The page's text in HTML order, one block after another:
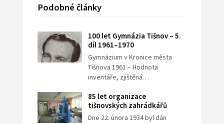
Podobné články
100 let Gymnázia Tišnov – 5.
díl 1961–1970
Gymnázium v Kronice města
Tišnova 1961 – Hodnota
inventáře, zjištěná…
85 let organizace
tišnovských zahrádkářů
Dne 22. února 1934 byl dán